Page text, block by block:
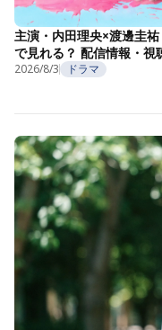
主演・内田理央×渡邊圭
で見れる？ 配信情報・視
2026/8/3 ドラマ